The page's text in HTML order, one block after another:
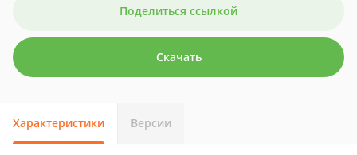
Поделиться ссылкой
Скачать
Характеристики Версии